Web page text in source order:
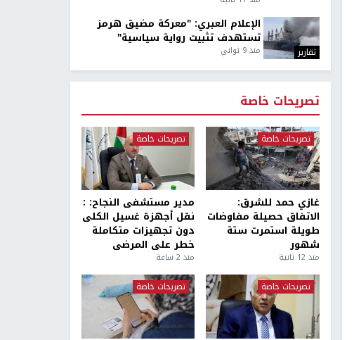
تقارير
الإعلام العبري: "معركة مضيق هرمز
تستهدف تثبيت رواية سياسية"
منذ 9 ثواني
تصريحات خاصة
تصريحات خاصة
غازي حمد للشرق:
الاتفاق حصيلة مفاوضات
طويلة استمرت ستة
شهور
منذ 12 ثانية
تصريحات خاصة
مدير مستشفى النجاح: :
نقل أجهزة غسيل الكلى
دون تجهيزات متكاملة
خطر على المرضى
منذ 2 ساعة
تصريحات خاصة تصريحات خاصة